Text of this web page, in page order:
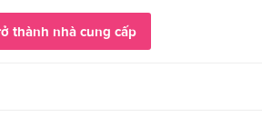
thành nhà cung cấp